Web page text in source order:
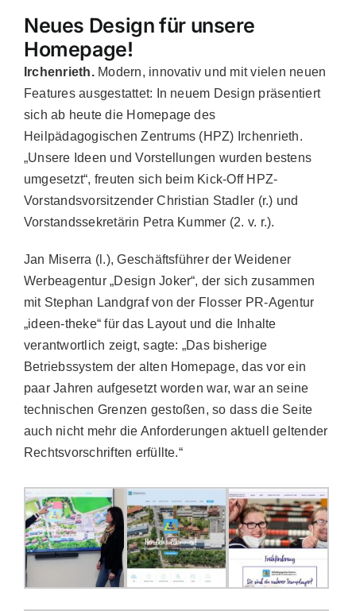
Neues Design für unsere
Homepage!
Irchenrieth.Modern, innovativ und mit vielen neuen
Features ausgestattet: In neuem Design präsentiert
sich ab heute die Homepage des
Heilpädagogischen Zentrums (HPZ) Irchenrieth.
„Unsere Ideen und Vorstellungen wurden bestens
umgesetzt“, freuten sich beim Kick-Off HPZ-
Vorstandsvorsitzender Christian Stadler (r.) und
Vorstandssekretärin Petra Kummer (2. v. r.).
Jan Miserra (l.), Geschäftsführer der Weidener
Werbeagentur „Design Joker“, der sich zusammen
mit Stephan Landgraf von der Flosser PR-Agentur
„ideen-theke“ für das Layout und die Inhalte
verantwortlich zeigt, sagte: „Das bisherige
Betriebssystem der alten Homepage, das vor ein
paar Jahren aufgesetzt worden war, war an seine
technischen Grenzen gestoßen, so dass die Seite
auch nicht mehr die Anforderungen aktuell geltender
Rechtsvorschriften erfüllte.“